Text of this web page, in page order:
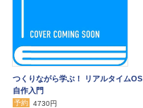
つくりながら学ぶ！ リアルタイムOS
自作入門
予約
4730円